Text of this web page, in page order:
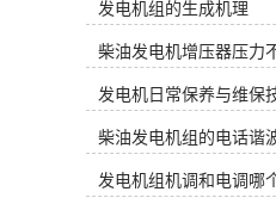
喷油器何时喷油。2、康
系统就象PT燃油系统那
时间概念。PT系统完全
依靠机械方法调整燃油
制燃油压力，而QSK19
通过电子方式调整执行
面积来控制燃油压力。3
的程序和建议：新油箱
时，需查看本体是否有
成的损伤（如焊缝开裂
痕），密封件（密封圈
完好（无老化、裂纹）
（螺纹、法兰）是否平
保油箱固定支架牢固，
留缓冲空间（防止机组
发电机组的生成机理
发电机日常保养与维保
发电机组机调和电调哪